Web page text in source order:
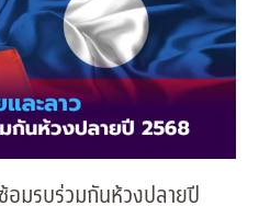
อมรบร่วมกันห้วงปลายปี